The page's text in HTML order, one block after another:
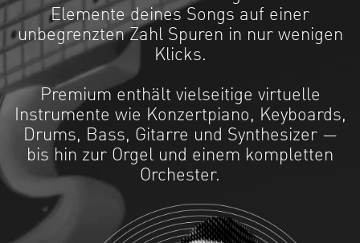
Elemente deines Songs auf einer
unbegrenzten Zahl Spuren in nur wenigen
Klicks.
Premium enthält vielseitige virtuelle
Instrumente wie Konzertpiano, Keyboards,
Drums, Bass, Gitarre und Synthesizer —
bis hin zur Orgel und einem kompletten
Orchester.